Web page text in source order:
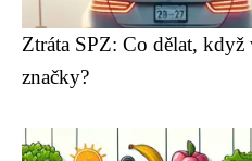
Ztráta SPZ: Co dělat,
značky?